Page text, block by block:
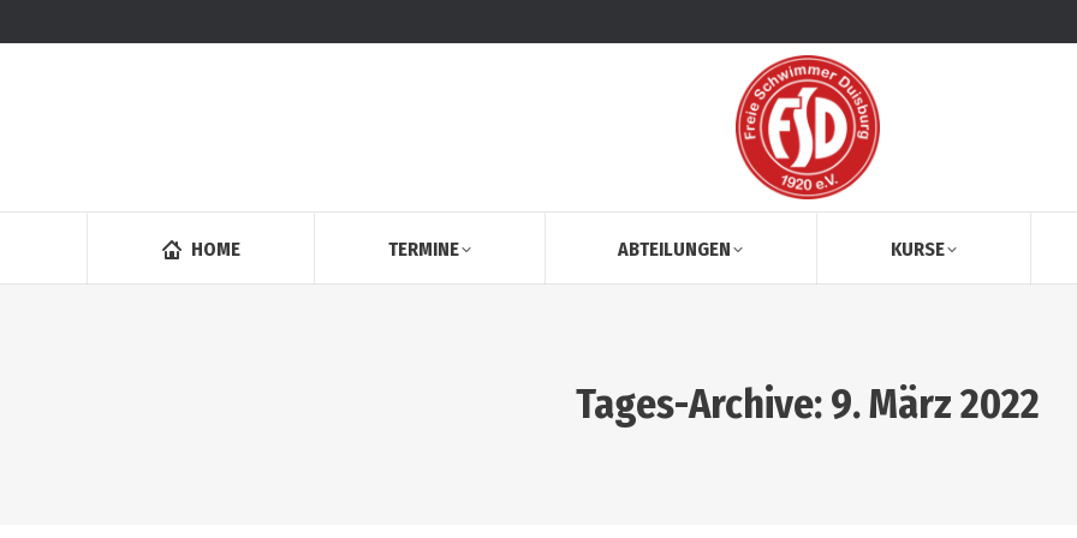
HOME TERMINE ABTEILUNGEN KURSE
Tages-Archive:9. März 2022